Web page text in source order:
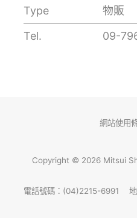
Type
物販
Tel.
09-
網站使用
Copyright © 2026 Mitsui
電話號碼：(04)2215-6991 地